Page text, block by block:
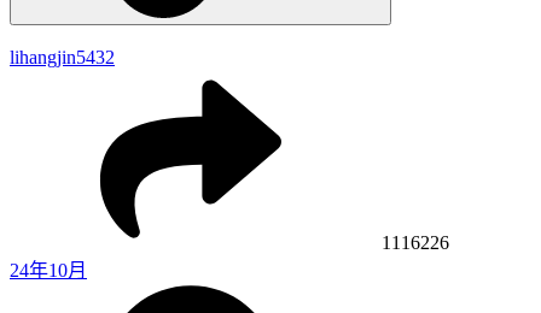
lihangjin5432
1116226
24年10月